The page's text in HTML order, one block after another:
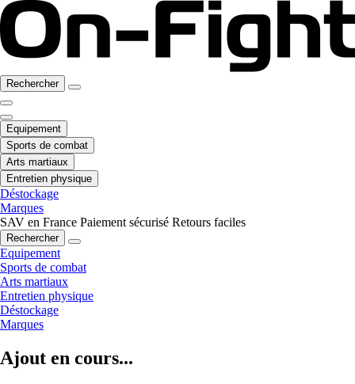
Rechercher
Equipement
Sports de combat
Arts martiaux
Entretien physique
Déstockage
Marques
SAV en France Paiement sécurisé Retours faciles
Rechercher
Equipement
Sports de combat
Arts martiaux
Entretien physique
Déstockage
Marques
Ajout en cours...